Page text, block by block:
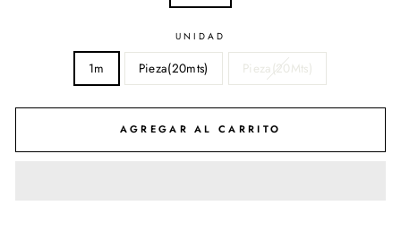
UNIDAD
1m Pieza(20mts) Pieza(20Mts)
AGREGAR AL CARRITO